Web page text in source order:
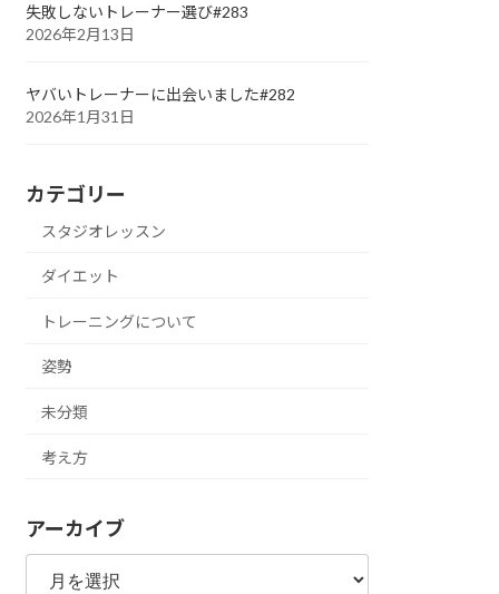
失敗しないトレーナー選び#283
2026年2月13日
ヤバいトレーナーに出会いました#282
2026年1月31日
カテゴリー
スタジオレッスン
ダイエット
トレーニングについて
姿勢
未分類
考え方
アーカイブ
ア